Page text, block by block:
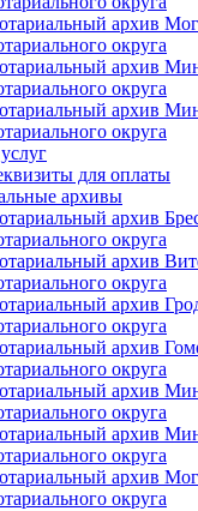
архив
округа
архив
округа
архив
округа
для оплаты
архивы
архив
округа
архив
округа
архив
округа
архив
округа
архив
округа
архив
округа
архив
округа